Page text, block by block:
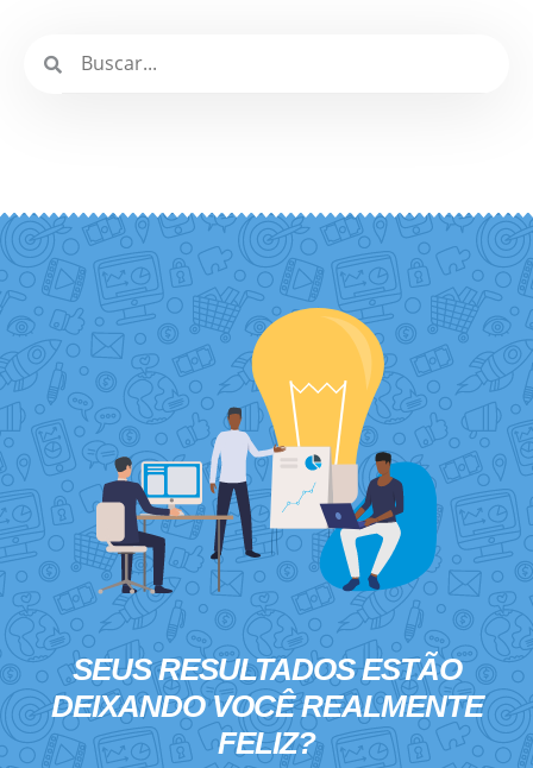
SEUS RESULTADOS ESTÃO
DEIXANDO VOCÊ REALMENTE
FELIZ?